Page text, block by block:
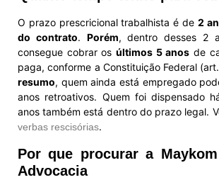
O prazo prescricional trabalhista é de 2
do contrato. Porém, dentro desses 2
consegue cobrar os últimos 5 anos de
paga, conforme a Constituição Federal (art.
resumo, quem ainda está empregado
anos retroativos. Quem foi dispensado
anos também está dentro do prazo legal.
verbas rescisórias.
Por que procurar a
Advocacia